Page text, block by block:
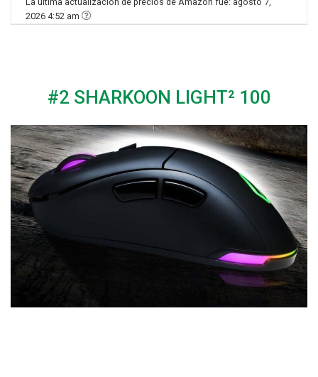
2026 4:52 am
#2 SHARKOON LIGHT² 100